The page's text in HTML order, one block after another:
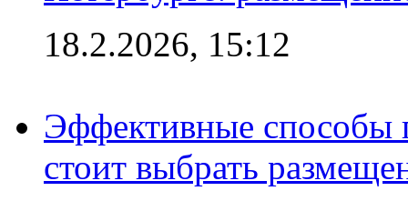
18.2.2026, 15:12
Эффективные способы
стоит выбрать